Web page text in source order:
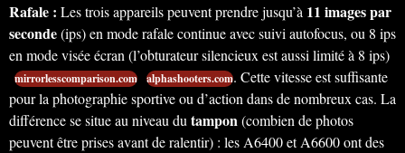
Rafale : Les trois appareils peuvent prendre jusqu’à 11 images par
seconde(ips) en mode rafale continue avec suivi autofocus, ou 8 ips
en mode visée écran (l’obturateur silencieux est aussi limité à 8 ips)
mirrorlesscomparison.com alphashooters.com. Cette vitesse est suffisante
pour la photographie sportive ou d’action dans de nombreux cas. La
différence se situe au niveau dutampon(combien de photos
peuvent être prises avant de ralentir) : les A6400 et A6600 ont des